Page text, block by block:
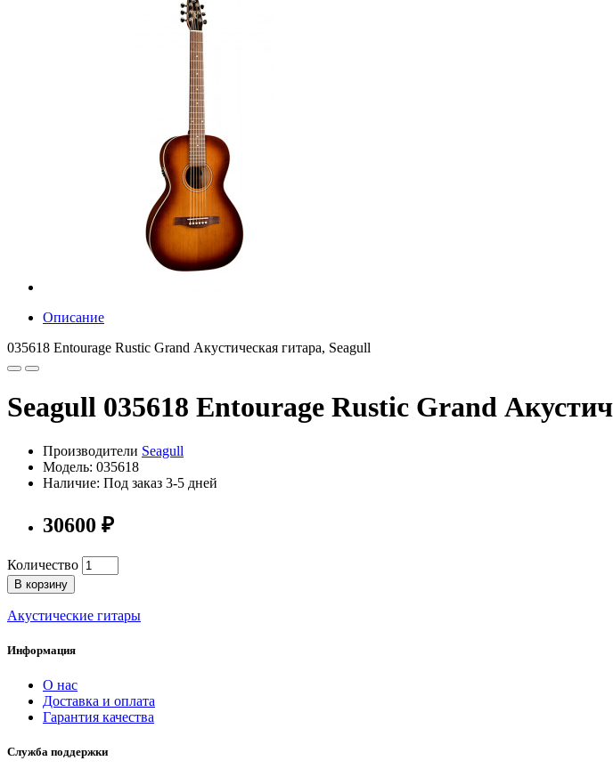
Описание
035618 Entourage Rustic Grand Акустическая гитара, Seagull
Seagull 035618 Entourage Rustic Grand
Производители Seagull
Модель: 035618
Наличие: Под заказ 3-5 дней
30600 ₽
Количество
В корзину
Акустические гитары
Информация
О нас
Доставка и оплата
Гарантия качества
Служба поддержки